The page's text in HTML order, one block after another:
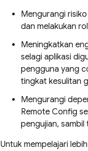
Mengurangi
dan melakukan
Meningkatkan
selagi aplikasi
pengguna yang
tingkat kesulitan
Mengurangi
Remote Config
pengujian,
Untuk mempelajari